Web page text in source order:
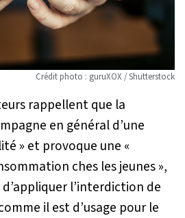
Crédit photo : guruXOX / Shutterstock
rappellent que la
en général d’une
» et provoque une «
ches les jeunes»,
l’interdiction de
il est d’usage pour le